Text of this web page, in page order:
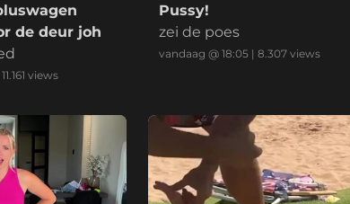
de deur joh
11.161 views
Pussy!
zei de poes
vandaag @ 18:05 |8.307 views